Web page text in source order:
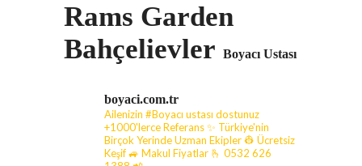
Rams Garden
Bahçelievler Boyacı Ustası
boyaci.com.tr
Ailenizin #Boyacı ustası dostunuz
+1000'lerce Referans ✨ Türkiye'nin
Birçok Yerinde Uzman Ekipler 👷 Ücretsiz
Keşif 🚙 Makul Fiyatlar 🫰 0532 626